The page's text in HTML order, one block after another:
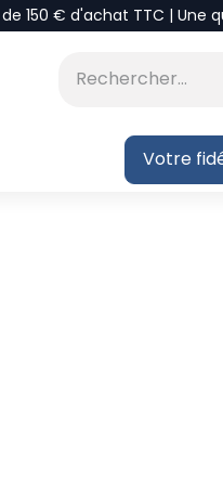
150 € d'achat TTC | Une
Votre